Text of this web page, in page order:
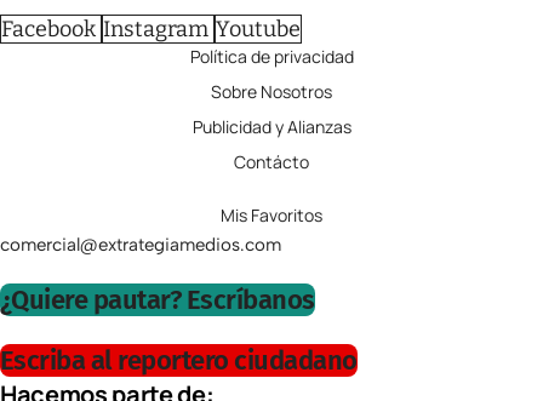
Facebook Instagram Youtube
Política de privacidad
Sobre Nosotros
Publicidad y Alianzas
Contácto
Mis Favoritos
comercial@extrategiamedios.com
¿Quiere pautar? Escríbanos
Escriba al reportero ciudadano
Hacemos parte de: